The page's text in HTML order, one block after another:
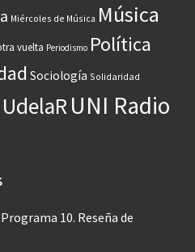
Miércoles de Música Música
vuelta Periodismo Política
Sociología Solidaridad
UdelaRUNI Radio
Programa 10. Reseña de